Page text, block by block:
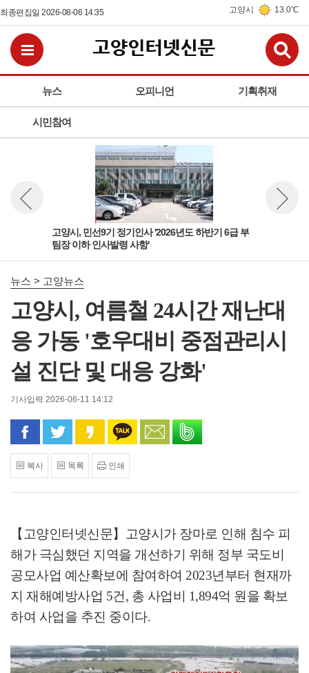
최종편집일 2026-08-06 14:35 고양시 13.0℃
뉴스 오피니언 기획취재
시민참여
전체메뉴보기
고양시, 민선9기 정기인사 '2026년도 하반기 6급 부
팀장 이하 인사발령 사항'
뉴스 이전보기
뉴스 > 고양뉴스
고양시, 여름철 24시간 재난대
응 가동 '호우대비 중점관리시
설 진단 및 대응 강화'
기사입력 2026-06-11 14:12
페이스북으로 공유
트위터로 공유카카오 스토리로 공유
카카오톡으로 공유
문자로 공유
복사 목록 인쇄
【고양인터넷신문】
고양시가 장마로 인해 침수 피
해가 극심했던 지역을 개선하기 위해 정부 국도비
공모사업 예산확보에 참여하여 2023년부터 현재까
지 재해예방사업 5건, 총 사업비 1,894억 원을 확보
하여 사업을 추진 중이다.